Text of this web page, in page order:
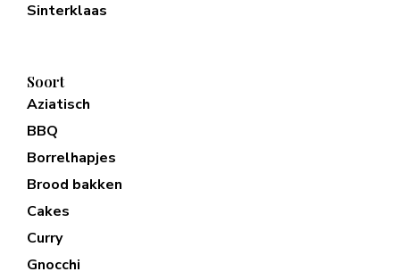
Sinterklaas
Soort
Aziatisch
BBQ
Borrelhapjes
Brood bakken
Cakes
Curry
Gnocchi